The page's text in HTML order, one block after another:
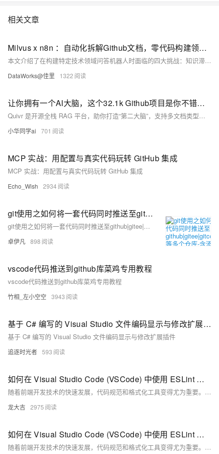
相关文章
Milvus x n8n ：自动化拆解Github文档，零代码构建领域知识智能问答
本文介绍了在构建特定技术领域问答机器人时面临的四大挑战：知识滞后性、信息幻觉、领域术语理解不足和知识库维护成本高。通过结合Milvus向量数据库和n8n低代码平台，提出了一种高效的解决方案。该方案利用Milvus的高性能向量检索和n8n的工作流编排能力，构建了一个可自动更新、精准回答技术问题的智能问答系统，并介绍了部署过程中的可观测性和安全性实现方法。
DataWorks@佳里 1322
让你拥有一个AI大脑，这个32.1k Github项目是你不错的选择，支持PDF、Markdown、代码、视频成为你的知识内容
Quivr 是开源全栈 RAG 平台，助你打造“第二大脑”，支持多文档类型与多种 LLM，实现智能搜索与聊天。具备语义检索、本地部署、隐私保护等功能，适用于个人知识管理与企业知识库，界面简洁易用，是高效智能问答的理想选择。
小华同学ai 701
MCP 实战：用配置与真实代码玩转 GitHub 集成
MCP 实战：用配置与真实代码玩转 GitHub 集成
Echo_Wish 2934
git使用之如何将一套代码同时推送至github|gitee|gitcode|gitlab等多个仓库-含添加ssh-优雅草央千澈完美解决-提供整体提交代码
git使用之如何将一套代码同时推送至github|gitee|gitcode|gitlab等多个仓库-含添加ssh-优雅草央千澈完美解决-提供整体提交代码
卓伊凡 898
vscode代码推送到github库菜鸡专用教程
vscode代码推送到github库菜鸡专用教程
竹相_左小空空 3943
基于 C# 编写的 Visual Studio 文件编码显示与修改扩展插件
基于 C# 编写的 Visual Studio 文件编码显示与修改扩展插件
追逐时光者 593
如何在 Visual Studio Code (VSCode) 中使用 ESLint 和 Prettier 检查代码规范并自动格式化 Vue.js 代码，包括安装插件、配置 ESLint 和 Prettier 以及 VSCode 设置的具体步骤
随着前端开发技术的快速发展，代码规范和格式化工具变得尤为重要。本文介绍了如何在 Visual Studio Code (VSCode) 中使用 ESLint 和 Prettier 检查代码规范并自动格式化 Vue.js 代码，包括安装插件、配置 ESLint 和 Prettier 以及 VSCode 设置的具体步骤。通过这些工具，可以显著提升编码效率和代码质量。
龙大吉 2975
如何在 Visual Studio Code (VSCode) 中使用 ESLint 和 Prettier 检查代码规范并自动格式化 Vue.js 代码
随着前端开发技术的快速发展，代码规范和格式化工具变得尤为重要。本文介绍如何在 Visual Studio Code (VSCode) 中使用 ESLint 和 Prettier 检查代码规范并自动格式化 Vue.js 代码。通过安装和配置这些工具，可以确保代码风格一致，提高代码质量和可读性。